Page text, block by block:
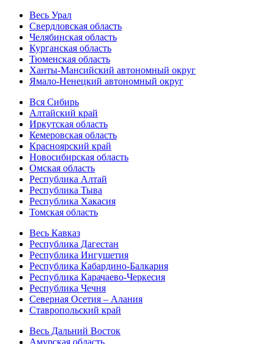
Весь Урал
Свердловская область
Челябинская область
Курганская область
Тюменская область
Ханты-Мансийский автономный округ
Ямало-Ненецкий автономный округ
Вся Сибирь
Алтайский край
Иркутская область
Кемеровская область
Красноярский край
Новосибирская область
Омская область
Республика Алтай
Республика Тыва
Республика Хакасия
Томская область
Весь Кавказ
Республика Дагестан
Республика Ингушетия
Республика Кабардино-Балкария
Республика Карачаево-Черкесия
Республика Чечня
Северная Осетия – Алания
Ставропольский край
Весь Дальний Восток
Амурская область